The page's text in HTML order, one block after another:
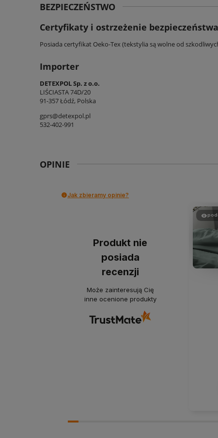
BEZPIECZEŃSTWO
Certyfikaty i ostrzeżenie bezpieczeństwa
Posiada certyfikat Oeko-Tex (tekstylia są wolne od
Importer
DETEXPOL Sp. z o.o.
LIŚCIASTA 74D/20
91-357 Łódź, Polska
gprs@detexpol.pl
532-402-991
OPINIE
Jak zbieramy opinie?
Produkt nie
posiada
recenzji
Może zainteresują Cię
inne ocenione produkty